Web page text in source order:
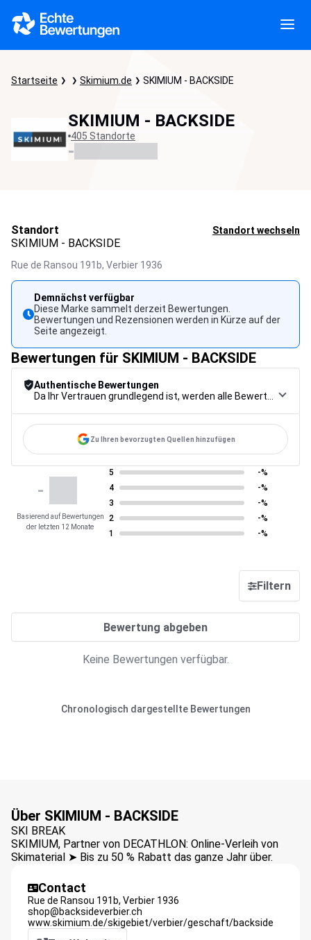
Startseite Skimium.de SKIMIUM - BACKSIDE
SKIMIUM - BACKSIDE
405 Standorte
-
Standort Standort wechseln
SKIMIUM - BACKSIDE
Rue de Ransou 191b, Verbier 1936
Demnächst verfügbar
Diese Marke sammelt derzeit Bewertungen.
Bewertungen und Rezensionen werden in Kürze auf der
Seite angezeigt.
Bewertungen für SKIMIUM - BACKSIDE
Authentische Bewertungen
Zu Ihren bevorzugten Quellen hinzufügen
-
Basierend auf Bewertungen
der letzten 12 Monate
5
-%
4
-%
3
-%
2
-%
1
-%
Filtern
Bewertung abgeben
Keine Bewertungen verfügbar.
Chronologisch dargestellte Bewertungen
Über SKIMIUM - BACKSIDE
SKI BREAK
SKIMIUM, Partner von DECATHLON: Online-Verleih von
Skimaterial ➤ Bis zu 50 % Rabatt das ganze Jahr über.
Contact
Rue de Ransou 191b, Verbier 1936
shop@backsideverbier.ch
www.skimium.de/skigebiet/verbier/geschaft/backside